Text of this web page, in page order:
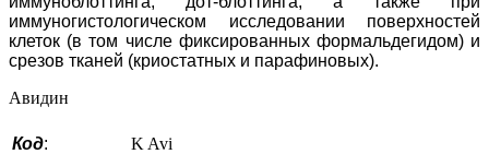
иммуногистологическом исследовании поверхностей
клеток (в том числе фиксированных формальдегидом) и
срезов тканей (криостатных и парафиновых).
Авидин
Код:
K Avi